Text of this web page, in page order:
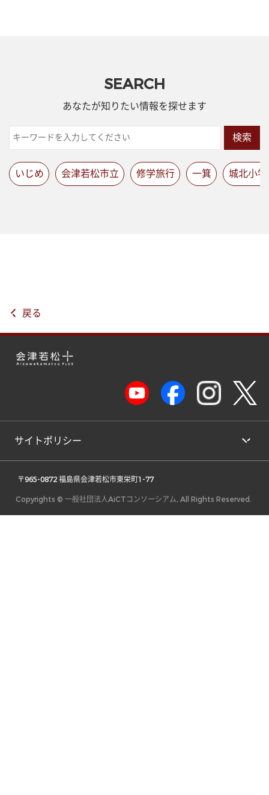
SEARCH
あなたが知りたい情報を探せます
検索
いじめ 会津若松市立 修学旅行 一箕 城北小
戻る
サイトポリシー
〒965-0872 福島県会津若松市東栄町1-77
Copyrights © 一般社団法人AiCTコンソーシアム, All Rights Reserved.